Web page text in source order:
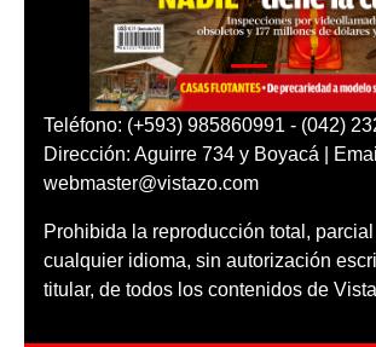
Teléfono: (+593) 985860991 - (042)
Dirección: Aguirre 734 y Boyacá |
webmaster@vistazo.com
Prohibida la reproducción total,
cualquier idioma, sin autorización
titular, de todos los contenidos de